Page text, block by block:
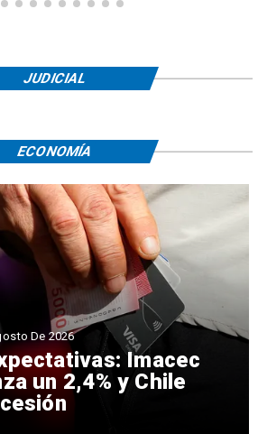
JUDICIAL
Imacec
un 2,4% y Chile
De 2026
ECONOMÍA